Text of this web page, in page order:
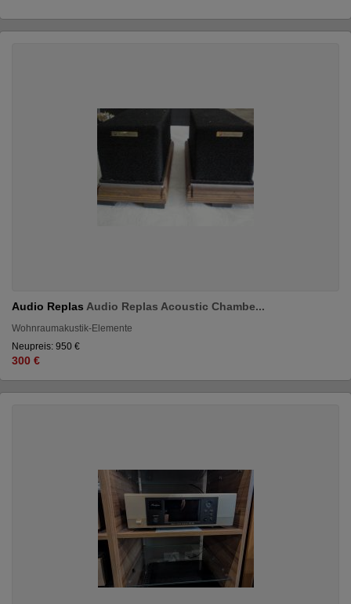
Audio Replas Audio Replas Acoustic Chambe...
Wohnraumakustik-Elemente
Neupreis: 950 €
300 €